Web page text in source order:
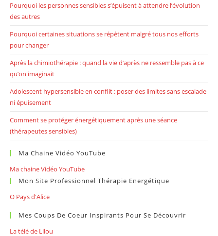
Pourquoi les personnes sensibles s’épuisent à attendre l’évolution
des autres
Pourquoi certaines situations se répètent malgré tous nos efforts
pour changer
Après la chimiothérapie : quand la vie d’après ne ressemble pas à ce
qu’on imaginait
Adolescent hypersensible en conflit : poser des limites sans escalade
ni épuisement
Comment se protéger énergétiquement après une séance
(thérapeutes sensibles)
Ma Chaine Vidéo YouTube
Ma chaine Vidéo YouTube
Mon Site Professionnel Thérapie Energétique
O Pays d'Alice
Mes Coups De Coeur Inspirants Pour Se Découvrir
La télé de Lilou